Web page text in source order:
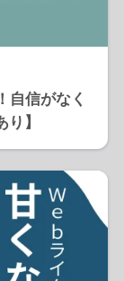
自信がなく
】